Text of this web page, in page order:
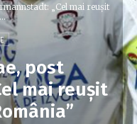
„Cel mai reușit
post
mai reușit